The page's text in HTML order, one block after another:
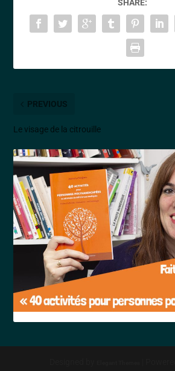
SHARE:
PREVIOUS
Le visage de la citrouille